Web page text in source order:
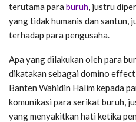
terutama para buruh, justru
yang tidak humanis dan santun,
terhadap para pengusaha.
Apa yang dilakukan oleh para
dikatakan sebagai domino
Banten Wahidin Halim kepada
komunikasi para serikat buruh,
yang menyakitkan hati ketika